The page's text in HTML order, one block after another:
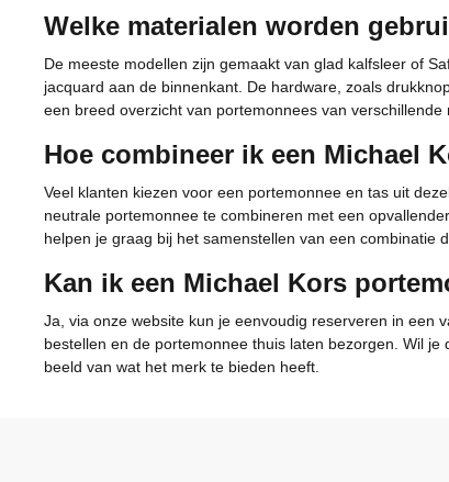
Welke materialen worden
De meeste modellen zijn gemaakt van glad kalfsleer of
jacquard aan de binnenkant. De hardware, zoals
een breed overzicht van portemonnees van
Hoe combineer ik een Michael
Veel klanten kiezen voor een portemonnee en tas uit
neutrale portemonnee te combineren met een
helpen je graag bij het samenstellen van een combinatie
Kan ik een Michael Kors
Ja, via onze website kun je eenvoudig reserveren in een
bestellen en de portemonnee thuis laten bezorgen. Wil
beeld van wat het merk te bieden heeft.